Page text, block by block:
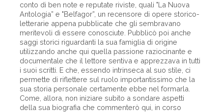
conto di ben note e reputate riviste, quali "La Nuova
Antologia” e "Belfagor”, un recensore di opere storico-
letterarie appena pubblicate che gli sembravano
meritevoli di essere conosciute. Pubblicò poi anche
saggi storici riguardanti la sua famiglia di origine
utilizzando anche qui quella passione raziocinante e
documentale che il lettore sentiva e apprezzava in tutti
i suoi scritti. E che, essendo intrinseca al suo stile, ci
permette di riflettere sul ruolo importantissimo che la
sua storia personale certamente ebbe nel formarla.
Come, allora, non iniziare subito a sondare aspetti
della sua biografia che commenterò qui, in corso